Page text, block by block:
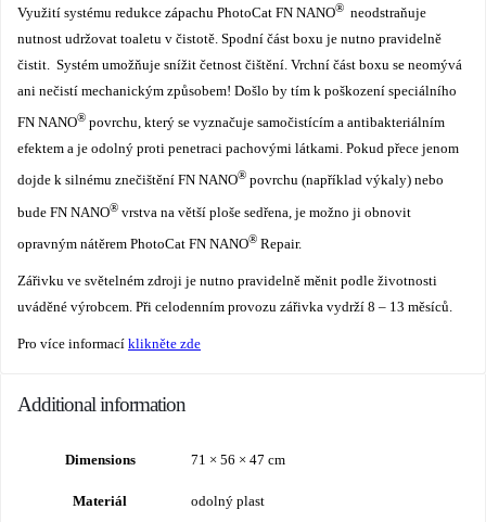
Využití systému redukce zápachu PhotoCat FN NANO® neodstraňuje
nutnost udržovat toaletu v čistotě. Spodní část boxu je nutno pravidelně
čistit. Systém umožňuje snížit četnost čištění. Vrchní část boxu se neomývá
ani nečistí mechanickým způsobem! Došlo by tím k poškození speciálního
FN NANO® povrchu, který se vyznačuje samočistícím a antibakteriálním
efektem a je odolný proti penetraci pachovými látkami. Pokud přece jenom
dojde k silnému znečištění FN NANO® povrchu (například výkaly) nebo
bude FN NANO® vrstva na větší ploše sedřena, je možno ji obnovit
opravným nátěrem PhotoCat FN NANO® Repair.
Zářivku ve světelném zdroji je nutno pravidelně měnit podle životnosti
uváděné výrobcem. Při celodenním provozu zářivka vydrží 8 – 13 měsíců.
Pro více informací klikněte zde
Additional information
Dimensions 71 × 56 × 47 cm
Materiál odolný plast